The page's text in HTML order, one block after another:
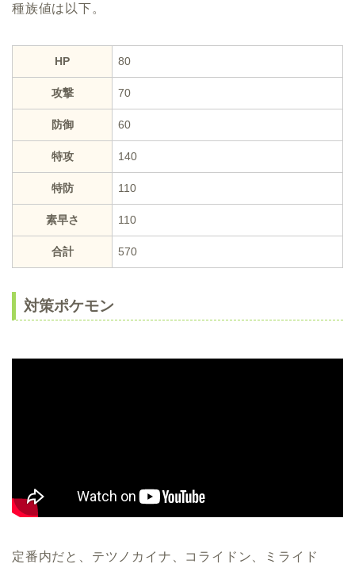
種族値は以下。
HP 80
攻撃 70
防御 60
特攻 140
特防 110
素早さ 110
合計 570
対策ポケモン
定番内だと、テツノカイナ、コライドン、ミライド